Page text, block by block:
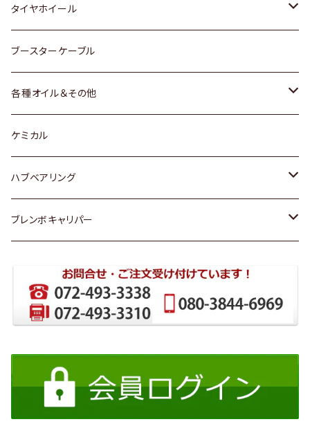
スバル
レクサス
三菱
スバル
ダイハツ
マツダ
三菱
スバル
ダイハツ
スバル
日産
ダイハツ
マツダ
日産
ダイハツ
マツダ
スバル
マツダ
タイヤホイール
トヨタ
ホンダ
スズキ
日産
ダイハツ
ブースターケーブル
各種オイル＆その他
ディーデル洗浄添加剤
ケミカル
ハブベアリング
トヨタ
スズキ
ダイハツ
ブレンボキャリパー
日産
スバル